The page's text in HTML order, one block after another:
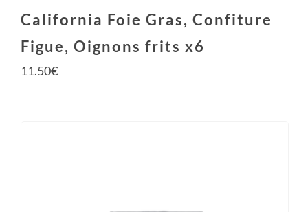
California Foie Gras, Confiture
Figue, Oignons frits x6
11.50€